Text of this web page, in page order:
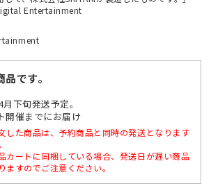
Entertainment
です。
下旬発送予定。
開催までにお届け
した商品は、予約商品と同時の発送となります
カートに同梱している場合、発送日が遅い商品
ますのでご注意ください。